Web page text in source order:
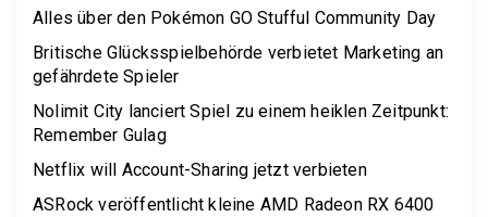
Alles über den Pokémon GO Stufful Community Day
Britische Glücksspielbehörde verbietet Marketing an
gefährdete Spieler
Nolimit City lanciert Spiel zu einem heiklen Zeitpunkt:
Remember Gulag
Netflix will Account-Sharing jetzt verbieten
ASRock veröffentlicht kleine AMD Radeon RX 6400